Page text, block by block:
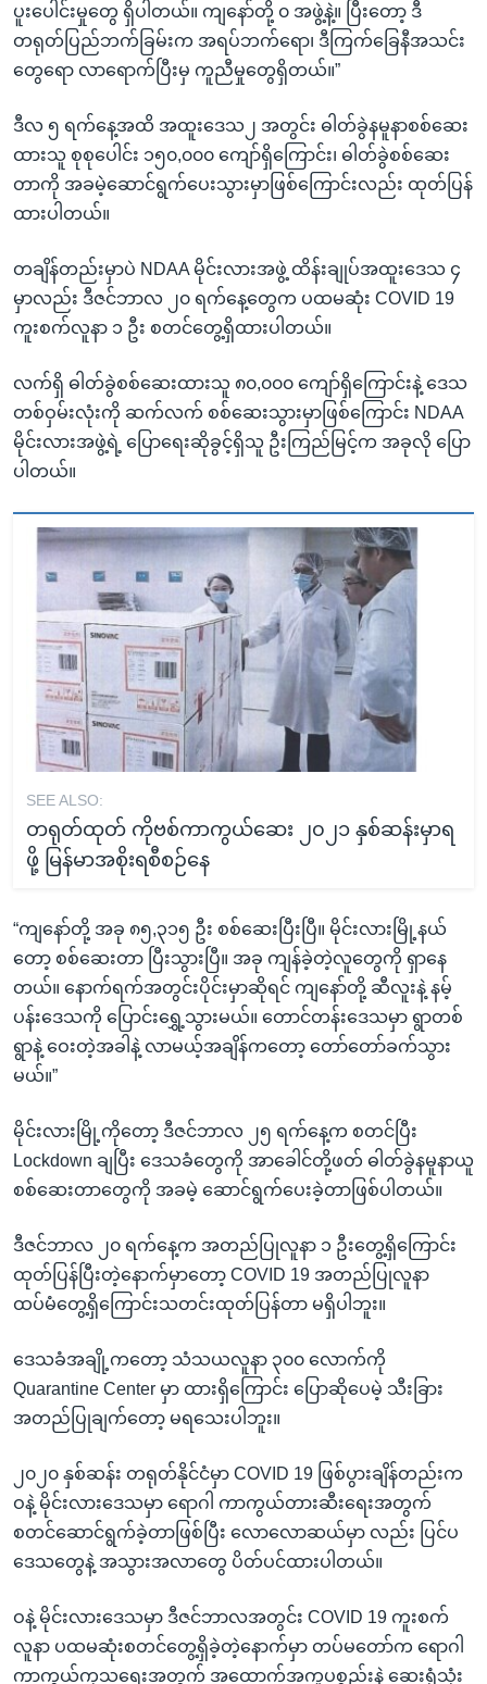
ပူးပေါင်းမှုတွေ ရှိပါတယ်။ ကျနော်တို့ ၀ အဖွဲ့နဲ့။ ပြီးတော့ ဒီ
တရုတ်ပြည်ဘက်ခြမ်းက အရပ်ဘက်ရော၊ ဒီကြက်ခြေနီအသင်း
တွေရော လာရောက်ပြီးမှ ကူညီမှုတွေရှိတယ်။”
ဒီလ ၅ ရက်နေ့အထိ အထူးဒေသ၂ အတွင်း ဓါတ်ခွဲနမူနာစစ်ဆေး
ထားသူ စုစုပေါင်း ၁၅၀,၀၀၀ ကျော်ရှိကြောင်း၊ ဓါတ်ခွဲစစ်ဆေး
တာကို အခမဲ့ဆောင်ရွက်ပေးသွားမှာဖြစ်ကြောင်းလည်း ထုတ်ပြန်
ထားပါတယ်။
တချိန်တည်းမှာပဲ NDAA မိုင်းလားအဖွဲ့ ထိန်းချုပ်အထူးဒေသ ၄
မှာလည်း ဒီဇင်ဘာလ ၂၀ ရက်နေ့တွေက ပထမဆုံး COVID 19
ကူးစက်လူနာ ၁ ဦး စတင်တွေ့ရှိထားပါတယ်။
လက်ရှိ ဓါတ်ခွဲစစ်ဆေးထားသူ ၈၀,၀၀၀ ကျော်ရှိကြောင်းနဲ့ ဒေသ
တစ်ဝှမ်းလုံးကို ဆက်လက် စစ်ဆေးသွားမှာဖြစ်ကြောင်း NDAA
မိုင်းလားအဖွဲ့ရဲ့ ပြောရေးဆိုခွင့်ရှိသူ ဦးကြည်မြင့်က အခုလို ပြော
ပါတယ်။
SEE ALSO:
တရုတ်ထုတ် ကိုဗစ်ကာကွယ်ဆေး ၂၀၂၁ နှစ်ဆန်းမှာရ
ဖို့ မြန်မာအစိုးရစီစဉ်နေ
“ကျနော်တို့ အခု ၈၅,၃၁၅ ဦး စစ်ဆေးပြီးပြီ။ မိုင်းလားမြို့နယ်
တော့ စစ်ဆေးတာ ပြီးသွားပြီ။ အခု ကျန်ခဲ့တဲ့လူတွေကို ရှာနေ
တယ်။ နောက်ရက်အတွင်းပိုင်းမှာဆိုရင် ကျနော်တို့ ဆီလူးနဲ့ နမ့်
ပန်းဒေသကို ပြောင်းရွှေ့သွားမယ်။ တောင်တန်းဒေသမှာ ရွာတစ်
ရွာနဲ့ ဝေးတဲ့အခါနဲ့ လာမယ့်အချိန်ကတော့ တော်တော်ခက်သွား
မယ်။”
မိုင်းလားမြို့ကိုတော့ ဒီဇင်ဘာလ ၂၅ ရက်နေ့က စတင်ပြီး
Lockdown ချပြီး ဒေသခံတွေကို အာခေါင်တို့ဖတ် ဓါတ်ခွဲနမူနာယူ
စစ်ဆေးတာတွေကို အခမဲ့ ဆောင်ရွက်ပေးခဲ့တာဖြစ်ပါတယ်။
ဒီဇင်ဘာလ ၂၀ ရက်နေ့က အတည်ပြုလူနာ ၁ ဦးတွေ့ရှိကြောင်း
ထုတ်ပြန်ပြီးတဲ့နောက်မှာတော့ COVID 19 အတည်ပြုလူနာ
ထပ်မံတွေ့ရှိကြောင်းသတင်းထုတ်ပြန်တာ မရှိပါဘူး။
ဒေသခံအချို့ကတော့ သံသယလူနာ ၃၀၀ လောက်ကို
Quarantine Center မှာ ထားရှိကြောင်း ပြောဆိုပေမဲ့ သီးခြား
အတည်ပြုချက်တော့ မရသေးပါဘူး။
၂၀၂၀ နှစ်ဆန်း တရုတ်နိုင်ငံမှာ COVID 19 ဖြစ်ပွားချိန်တည်းက
ဝနဲ့ မိုင်းလားဒေသမှာ ရောဂါ ကာကွယ်တားဆီးရေးအတွက်
စတင်ဆောင်ရွက်ခဲ့တာဖြစ်ပြီး လောလောဆယ်မှာ လည်း ပြင်ပ
ဒေသတွေနဲ့ အသွားအလာတွေ ပိတ်ပင်ထားပါတယ်။
ဝနဲ့ မိုင်းလားဒေသမှာ ဒီဇင်ဘာလအတွင်း COVID 19 ကူးစက်
လူနာ ပထမဆုံးစတင်တွေ့ရှိခဲ့တဲ့နောက်မှာ တပ်မတော်က ရောဂါ
ကာကွယ်ကုသရေးအတွက် အထောက်အကူပစ္စည်းနဲ့ ဆေးရုံသုံး